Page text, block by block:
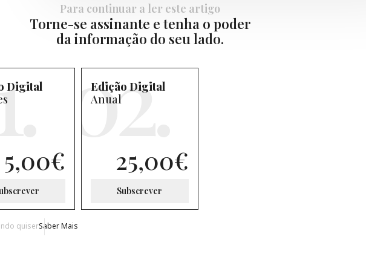
Para continuar a ler este artigo
Torne-se assinante e tenha o poder
da informação do seu lado.
Digital
5,00€
Edição Digital
Anual
25,00€
Subscrever
quiserSaber Mais